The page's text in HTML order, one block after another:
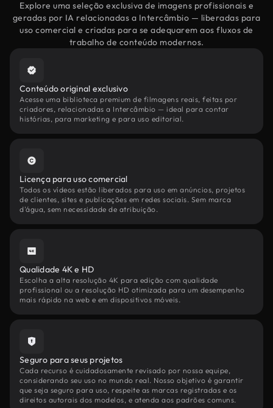
Explore uma seleção exclusiva de imagens profissionais e
geradas por IA relacionadas a Intercâmbio — liberadas para
uso comercial e criadas para se adequarem aos fluxos de
trabalho de conteúdo modernos.
Conteúdo original exclusivo
Acesse uma biblioteca premium de filmagens reais, feitas por
criadores, relacionadas a Intercâmbio — ideal para contar
histórias, para marketing e para uso editorial.
Licença para uso comercial
Todos os vídeos estão liberados para uso em anúncios, projetos
de clientes, sites e publicações em redes sociais. Sem marca
d'água, sem necessidade de atribuição.
Qualidade 4K e HD
Escolha a alta resolução 4K para edição com qualidade
profissional ou a resolução HD otimizada para um desempenho
mais rápido na web e em dispositivos móveis.
Seguro para seus projetos
Cada recurso é cuidadosamente revisado por nossa equipe,
considerando seu uso no mundo real. Nosso objetivo é garantir
que seja seguro para uso, respeite as marcas registradas e os
direitos autorais dos modelos, e atenda aos padrões comuns.